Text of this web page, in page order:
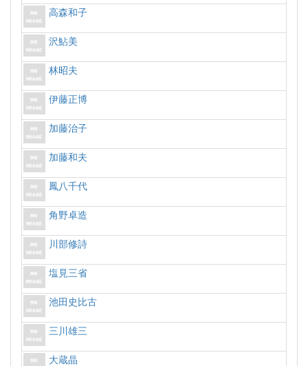
高森和子
沢鮎美
林昭夫
伊藤正博
加藤治子
加藤和夫
鳳八千代
角野卓造
川部修詩
塩見三省
池田史比古
三川雄三
大蔵晶